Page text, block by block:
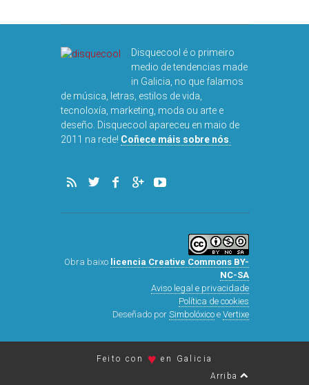
in Galicia, no que falamos
tecnoloxía, marketing, moda ou arte e
Coñece máis sobre nós.
licencia Creative Commons BY-
NC-SA